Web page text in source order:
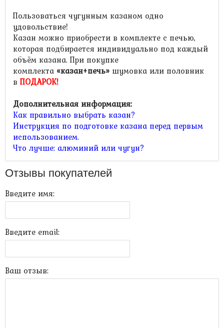
Пользоваться чугунным казаном одно
удовольствие!
Казан можно приобрести в комплекте с печью,
которая подбирается индивидуально под каждый
объём казана. При покупке
комплекта «казан+печь» шумовка или половник
в ПОДАРОК!
Дополнительная информация:
Как правильно выбрать казан?
Инструкция по подготовке казана перед первым
использованием.
Что лучше: алюминий или чугун?
Отзывы покупателей
Введите имя:
Введите email:
Ваш отзыв: